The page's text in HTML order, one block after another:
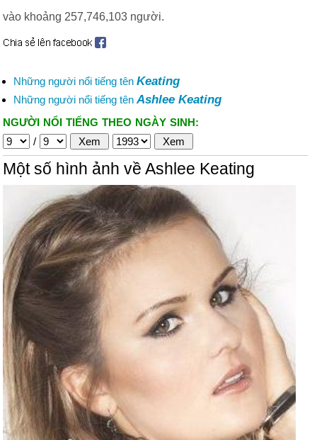
vào khoảng 257,746,103 người.
Những người nổi tiếng tên Keating
Những người nổi tiếng tên Ashlee Keating
NGƯỜI NỔI TIẾNG THEO NGÀY SINH:
/
Một số hình ảnh về Ashlee Keating